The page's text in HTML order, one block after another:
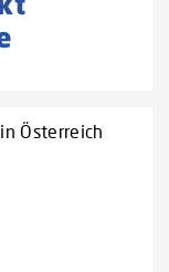
Österreich